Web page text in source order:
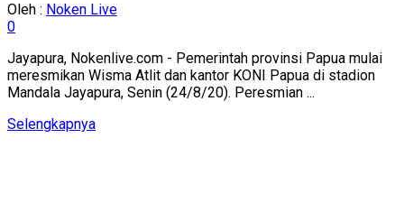
Oleh : Noken Live
0
Jayapura, Nokenlive.com - Pemerintah provinsi Papua mulai
meresmikan Wisma Atlit dan kantor KONI Papua di stadion
Mandala Jayapura, Senin (24/8/20). Peresmian ...
SelengkapnyaDetails